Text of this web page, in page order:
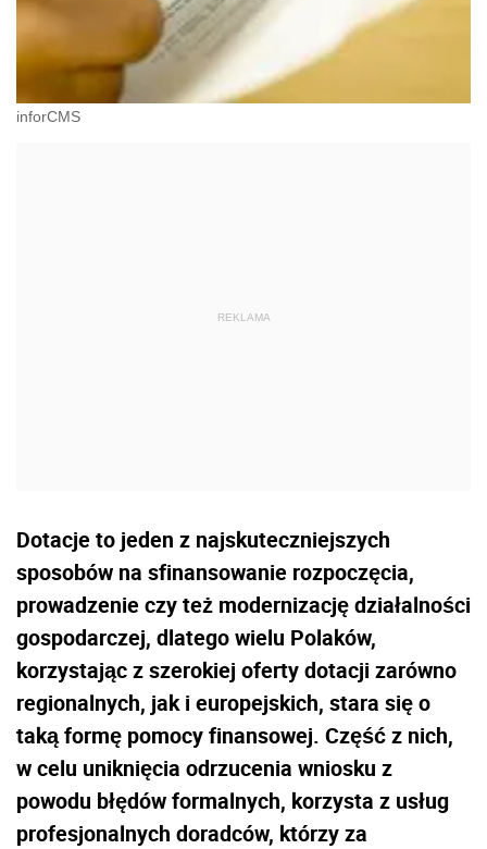
inforCMS
Dotacje to jeden z najskuteczniejszych
sposobów na sfinansowanie rozpoczęcia,
prowadzenie czy też modernizację działalności
gospodarczej, dlatego wielu Polaków,
korzystając z szerokiej oferty dotacji zarówno
regionalnych, jak i europejskich, stara się o
taką formę pomocy finansowej. Część z nich,
w celu uniknięcia odrzucenia wniosku z
powodu błędów formalnych, korzysta z usług
profesjonalnych doradców, którzy za